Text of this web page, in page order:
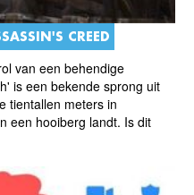
CREED
van een behendige
is een bekende sprong uit
tientallen meters in
een hooiberg landt. Is dit